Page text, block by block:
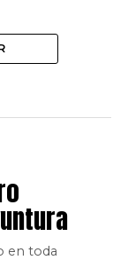
en toda